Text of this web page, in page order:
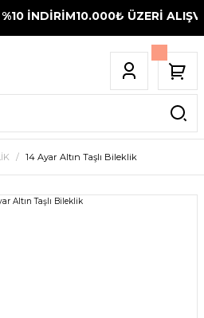
İNDİRİM10.000₺ ÜZERİ
14 Ayar Altın Taşlı Bileklik